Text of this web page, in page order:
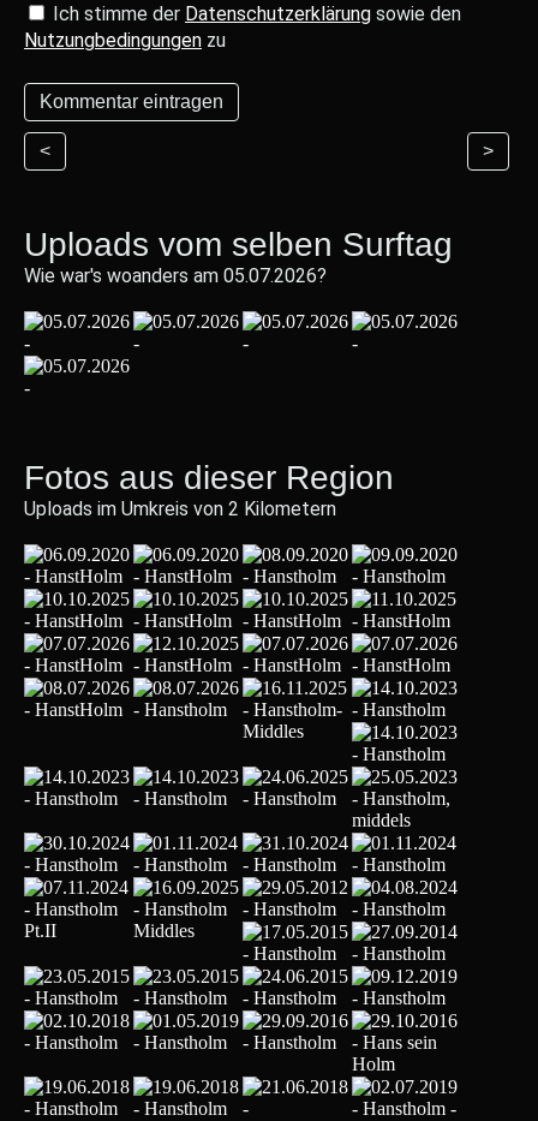
Ich stimme der Datenschutzerklärung sowie den
Nutzungbedingungen zu
< >
Uploads vom selben Surftag
Wie war's woanders am 05.07.2026?
Fotos aus dieser Region
Uploads im Umkreis von 2 Kilometern